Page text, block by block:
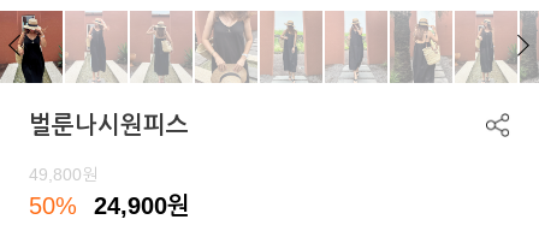
벌룬나시원피스
49,800원
50% 24,900원